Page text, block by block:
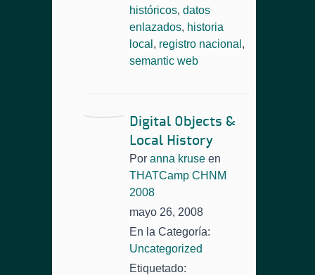
históricos, datos
enlazados, historia
local , registro nacional ,
semantic web
Digital Objects &
Local History
Por anna kruse en
THATCamp CHNM
2008
mayo 26, 2008
En la Categoría:
Uncategorized
Etiquetado: